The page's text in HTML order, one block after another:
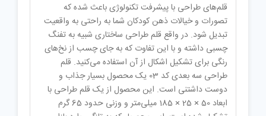
قلم‌های طراحی با پیشرفت تکنولوژی باعث شده که
تصورات و خیالات ذهن کودکان شما به راحتی به واقعیت
تبدیل شود. در واقع قلم طراحی ساختاری شبیه به تفنگ
چسبی داشته و با این تفاوت که به جای چسب از نخ‌های
رنگی برای تشکیل اشکال از آن استفاده می‌کنید. قلم
طراحی سه بعدی کد 03 یک محصول بسیار جذاب و
دوست داشتنی است. این محصول از یک قلم طراحی با
ابعاد 50 × 25 × 185 میلی‌متر و وزنی حدود 65 گرم